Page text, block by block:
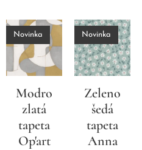
Modro
zlatá
tapeta
Op'art
Novinka
Zeleno
šedá
tapeta
Anna
Novinka